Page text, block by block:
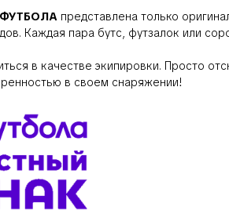
представлена только
Каждая пара бутс, футзалок или
в качестве экипировки. Просто
в своем снаряжении!